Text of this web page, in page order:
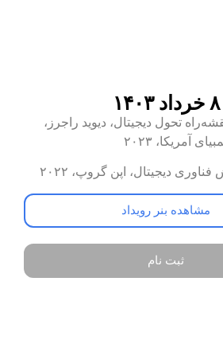
۸ خرداد ۱۴۰۳
تحول دیجیتال، دیوید راجرز،
آمریکا، ۲۰۲۳
دیجیتال، اپن گروپ، ۲۰۲۲
مشاهده بنر رویداد
ثبت نام